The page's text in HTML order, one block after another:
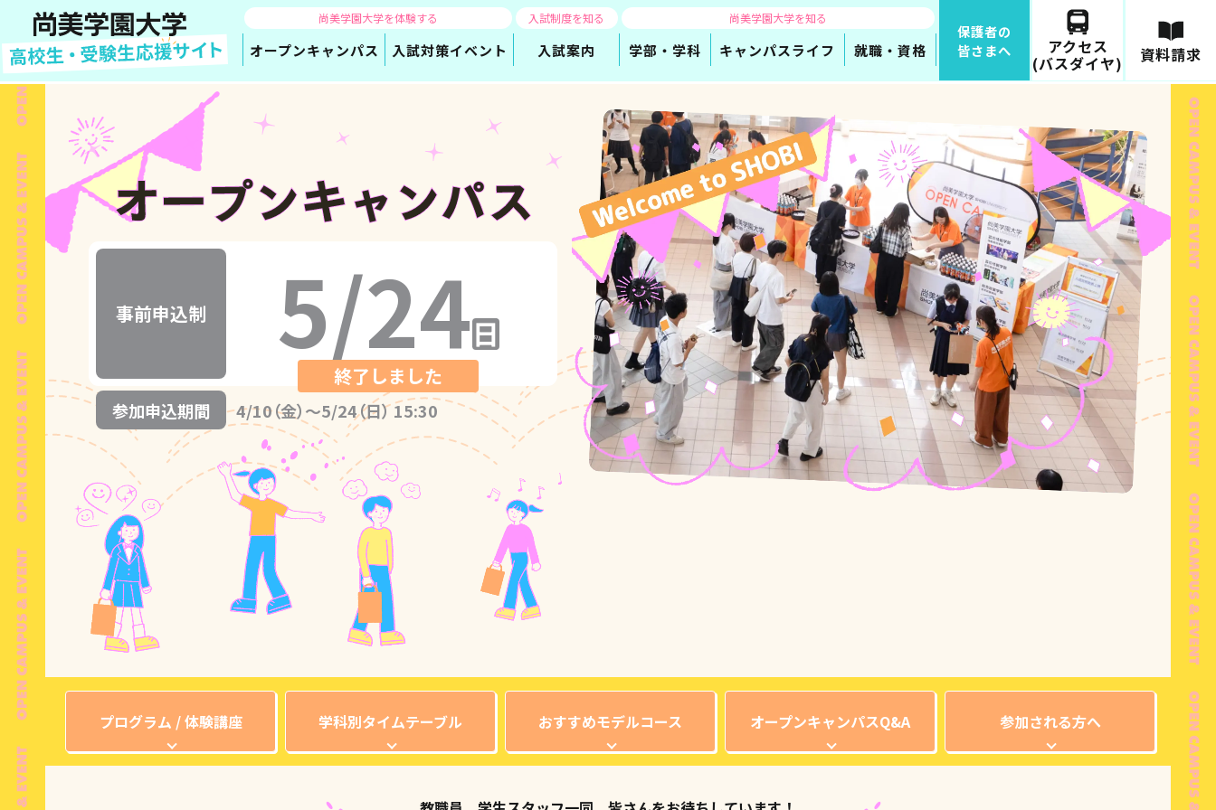
尚美学園大学を体験する
オープンキャンパス 入試対策イベント
入試制度を知る
入試案内
尚美学園大学を知る
学部・学科 キャンパスライフ 就職・資格
保護者の
皆さまへ
アクセス
(バスダイヤ) 資料請求
事前申込制 5/24日
参加申込期間 4/10（金）～5/24（日） 15:30
プログラム / 体験講座 学科別タイムテーブル おすすめモデルコース オープンキャンパスQ&A 参加される方へ